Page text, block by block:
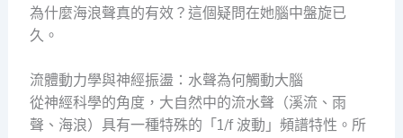
為什麼海浪聲真的有效？這個疑問在她腦中盤旋已
久。
流體動力學與神經振盪：水聲為何觸動大腦
從神經科學的角度，大自然中的流水聲（溪流、雨
聲、海浪）具有一種特殊的「1/f 波動」頻譜特性。所